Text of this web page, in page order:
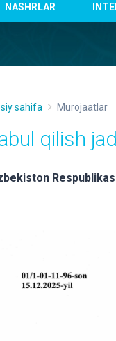
NASHRLAR
sahifa Murojaatlar
qilish